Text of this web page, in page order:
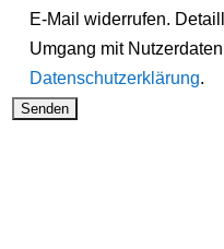
E-Mail widerrufen.
Umgang mit
Datenschutzerklärung.